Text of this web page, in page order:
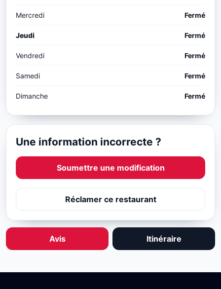
Mercredi Fermé
Jeudi Fermé
Vendredi Fermé
Samedi Fermé
Dimanche Fermé
Une information incorrecte ?
Soumettre une modification
Réclamer ce restaurant
Avis Itinéraire